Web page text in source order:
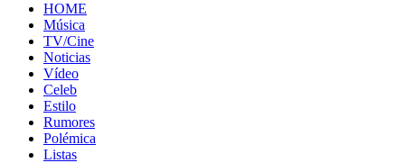
HOME
Música
TV/Cine
Noticias
Vídeo
Celeb
Estilo
Rumores
Polémica
Listas